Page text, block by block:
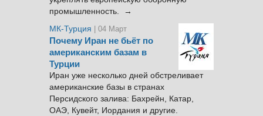
промышленность. →
МК-Турция
| 04 Март
Почему Иран не бьёт по
американским базам в
Турции
Иран уже несколько дней обстреливает
американские базы в странах
Персидского залива: Бахрейн, Катар,
ОАЭ, Кувейт, Иордания и другие.